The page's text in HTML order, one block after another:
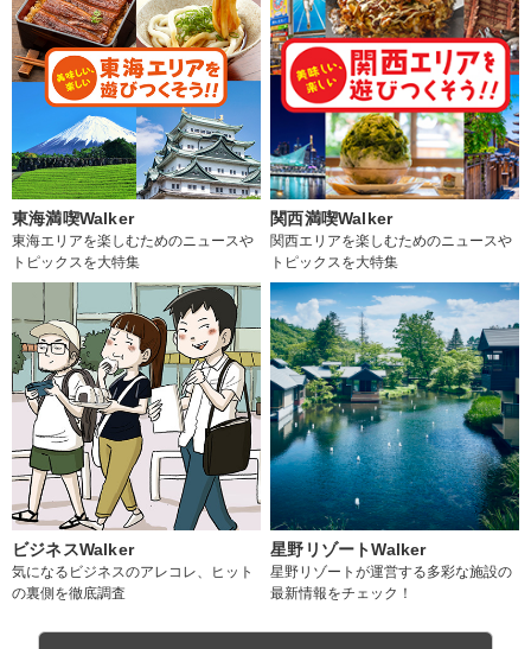
東海満喫Walker
東海エリアを楽しむためのニュースや
トピックスを大特集
関西満喫Walker
関西エリアを楽しむためのニュースや
トピックスを大特集
ビジネスWalker
気になるビジネスのアレコレ、ヒット
の裏側を徹底調査
星野リゾートWalker
星野リゾートが運営する多彩な施設の
最新情報をチェック！